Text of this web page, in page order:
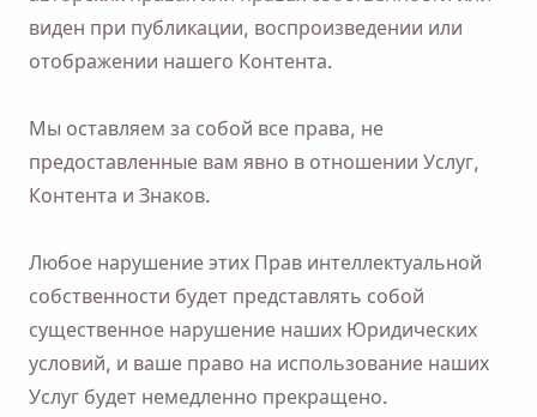
виден при публикации, воспроизведении или
отображении нашего Контента.
Мы оставляем за собой все права, не
предоставленные вам явно в отношении Услуг,
Контента и Знаков.
Любое нарушение этих Прав интеллектуальной
собственности будет представлять собой
существенное нарушение наших Юридических
условий, и ваше право на использование наших
Услуг будет немедленно прекращено.